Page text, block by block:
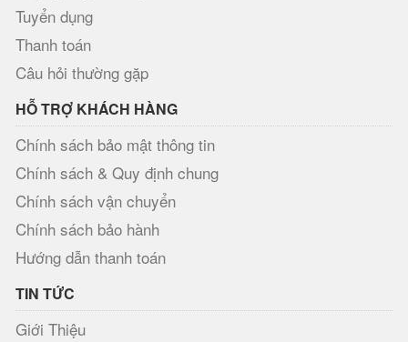
Tuyển dụng
Thanh toán
Câu hỏi thường gặp
HỖ TRỢ KHÁCH HÀNG
Chính sách bảo mật thông tin
Chính sách & Quy định chung
Chính sách vận chuyển
Chính sách bảo hành
Hướng dẫn thanh toán
TIN TỨC
Giới Thiệu